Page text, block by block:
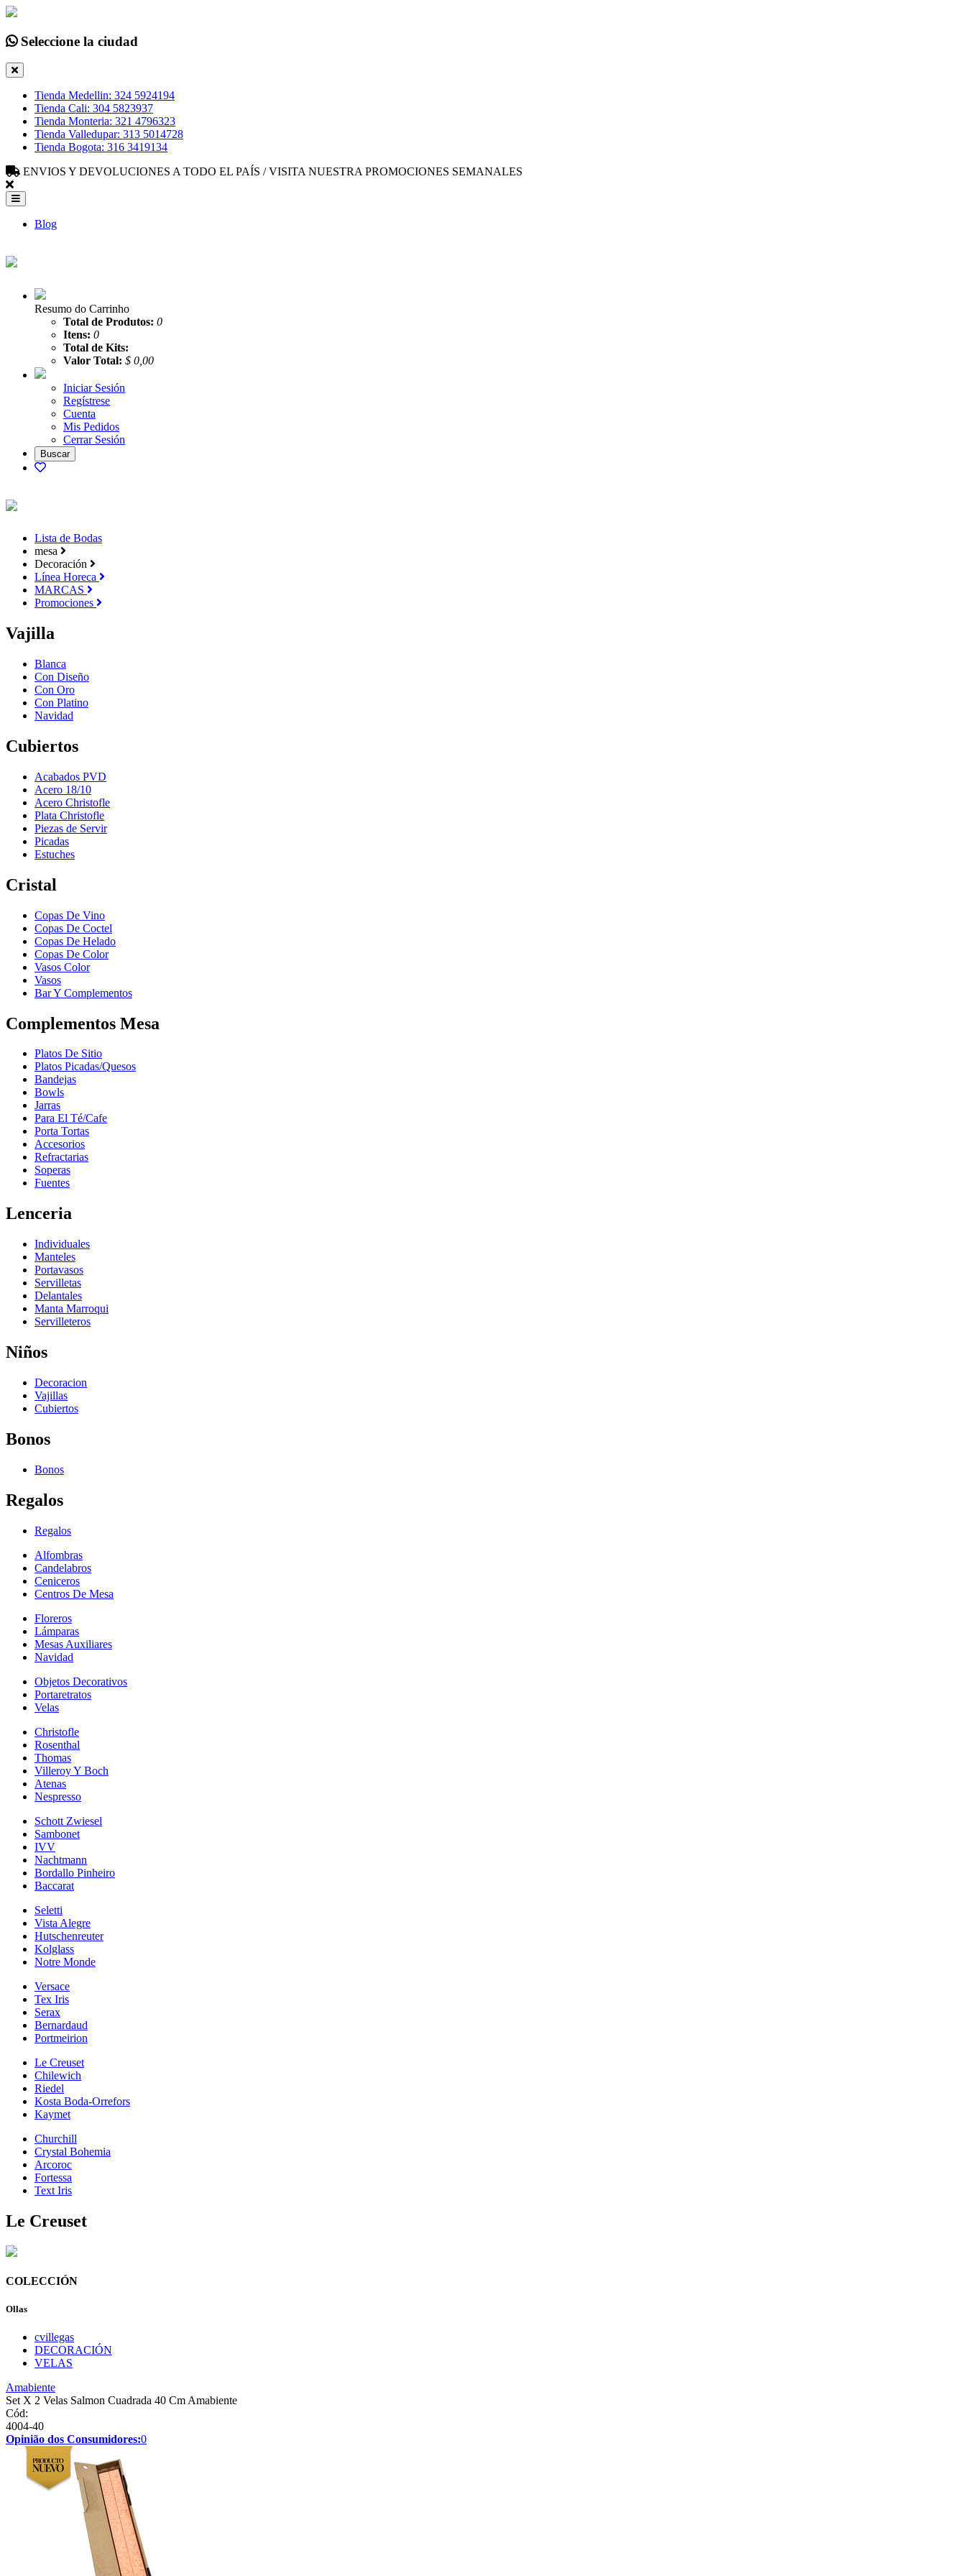
Seleccione la ciudad
Tienda Medellin: 324 5924194
Tienda Cali: 304 5823937
Tienda Monteria: 321 4796323
Tienda Valledupar: 313 5014728
Tienda Bogota: 316 3419134
ENVIOS Y DEVOLUCIONES A TODO EL PAÍS / VISITA NUESTRA PROMOCIONES SEMANALES
Blog
Resumo do Carrinho
Total de Produtos: 0
Itens: 0
Total de Kits:
Valor Total: $ 0,00
Iniciar Sesión
Regístrese
Cuenta
Mis Pedidos
Cerrar Sesión
Lista de Bodas
mesa
Decoración
Línea Horeca
MARCAS
Promociones
Vajilla
Blanca
Con Diseño
Con Oro
Con Platino
Navidad
Cubiertos
Acabados PVD
Acero 18/10
Acero Christofle
Plata Christofle
Piezas de Servir
Picadas
Estuches
Cristal
Copas De Vino
Copas De Coctel
Copas De Helado
Copas De Color
Vasos Color
Vasos
Bar Y Complementos
Complementos Mesa
Platos De Sitio
Platos Picadas/Quesos
Bandejas
Bowls
Jarras
Para El Té/Cafe
Porta Tortas
Accesorios
Refractarias
Soperas
Fuentes
Lenceria
Individuales
Manteles
Portavasos
Servilletas
Delantales
Manta Marroqui
Servilleteros
Niños
Decoracion
Vajillas
Cubiertos
Bonos
Bonos
Regalos
Regalos
Alfombras
Candelabros
Ceniceros
Centros De Mesa
Floreros
Lámparas
Mesas Auxiliares
Navidad
Objetos Decorativos
Portaretratos
Velas
Christofle
Rosenthal
Thomas
Villeroy Y Boch
Atenas
Nespresso
Schott Zwiesel
Sambonet
IVV
Nachtmann
Bordallo Pinheiro
Baccarat
Seletti
Vista Alegre
Hutschenreuter
Kolglass
Notre Monde
Versace
Tex Iris
Serax
Bernardaud
Portmeirion
Le Creuset
Chilewich
Riedel
Kosta Boda-Orrefors
Kaymet
Churchill
Crystal Bohemia
Arcoroc
Fortessa
Text Iris
Le Creuset
COLECCIÓN
Ollas
cvillegas
DECORACIÓN
VELAS
Amabiente
Set X 2 Velas Salmon Cuadrada 40 Cm Amabiente
Cód:
4004-40
Opinião dos Consumidores:0